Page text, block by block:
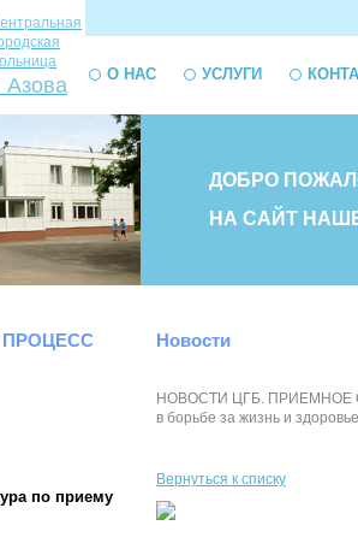
ентральная
ольница
Азова О НАС УСЛУГИ
ДОБРО
НА САЙТ
по приему
Новости
НОВОСТИ ЦГБ. ПРИЕМНОЕ
в борьбе за жизнь и
Вернуться к списку